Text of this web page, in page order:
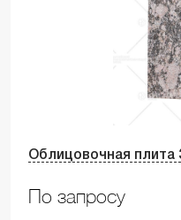
Облицовочная плита
По запросу